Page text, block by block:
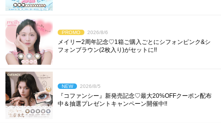
PROMO 2026/8/6
メイリー2周年記念♡1箱ご購入ごとにシフォンピンク&シ
フォンブラウン(2枚入り)がセットに!!
NEW 2026/8/5
『コファンシー』新発売記念♡最大20%OFFクーポン配布
中＆抽選プレゼントキャンペーン開催中!!